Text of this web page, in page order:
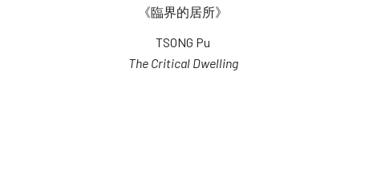
《臨界的居所》
TSONG Pu
The Critical Dwelling